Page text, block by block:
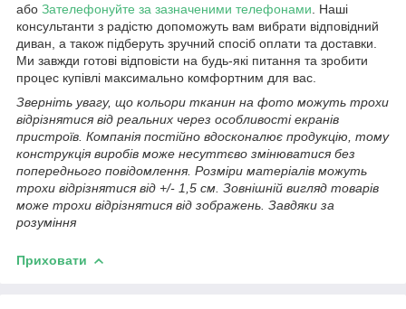
або Зателефонуйте за зазначеними телефонами . Наші
консультанти з радістю допоможуть вам вибрати відповідний
диван, а також підберуть зручний спосіб оплати та доставки.
Ми завжди готові відповісти на будь-які питання та зробити
процес купівлі максимально комфортним для вас.
Зверніть увагу, що кольори тканин на фото можуть трохи
відрізнятися від реальних через особливості екранів
пристроїв. Компанія постійно вдосконалює продукцію, тому
конструкція виробів може несуттєво змінюватися без
попереднього повідомлення. Розміри матеріалів можуть
трохи відрізнятися від +/- 1,5 см. Зовнішній вигляд товарів
може трохи відрізнятися від зображень. Завдяки за
розуміння
Приховати